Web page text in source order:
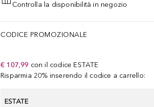
Controlla la disponibilità in negozio
CODICE PROMOZIONALE
€ 107,99 con il codice ESTATE
Risparmia 20% inserendo il codice a carrello:
ESTATE